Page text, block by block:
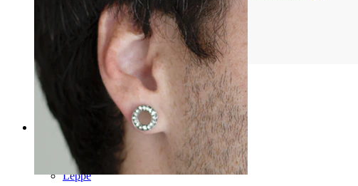
og bærekraft.
Les mer
Kategorier
Navle
Leppe